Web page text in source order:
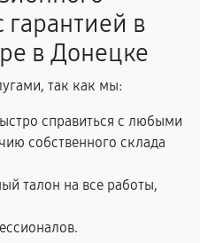
в
в Донецке
так как мы:
справиться с любыми
собственного склада
талон на все работы,